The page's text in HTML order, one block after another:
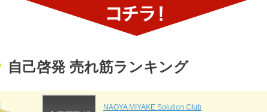
自己啓発 売れ筋ランキング
NAOYA MIYAKE Solution Club